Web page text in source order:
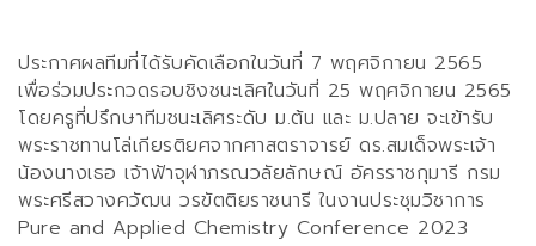
ประกาศผลทีมที่ได้รับคัดเลือกในวันที่ 7 พฤศจิกายน 2565
เพื่อร่วมประกวดรอบชิงชนะเลิศในวันที่ 25 พฤศจิกายน 2565
โดยครูที่ปรึกษาทีมชนะเลิศระดับ ม.ต้น และ ม.ปลาย จะเข้ารับ
พระราชทานโล่เกียรติยศจากศาสตราจารย์ ดร.สมเด็จพระเจ้า
น้องนางเธอ เจ้าฟ้าจุฬาภรณวลัยลักษณ์ อัครราชกุมารี กรม
พระศรีสวางควัฒน วรขัตติยราชนารี ในงานประชุมวิชาการ
Pure and Applied Chemistry Conference 2023